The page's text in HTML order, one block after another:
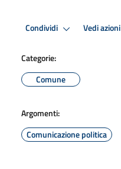
Condividi Vedi azioni
Categorie:
Comune
Argomenti:
Comunicazione politica